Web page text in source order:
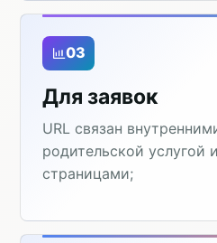
03
Для заявок
URL связан
родительской
страницами;